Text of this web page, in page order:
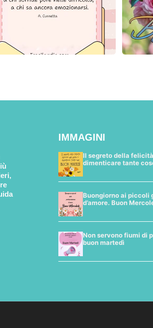
IMMAGINI
Il segreto della
dimenticare tante
Buongiorno ai piccoli
d’amore. Buon
Non servono fiumi di
buon martedì